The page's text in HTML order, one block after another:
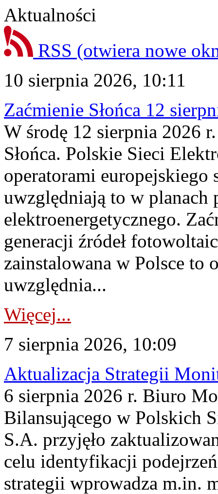
Aktualności
RSS (otwiera nowe
10 sierpnia 2026, 10:11
Zaćmienie Słońca 12
W środę 12 sierpnia 2026
Słońca. Polskie Sieci
operatorami europejskiego
uwzględniają to w planach
elektroenergetycznego.
generacji źródeł
zainstalowana w Polsce to
uwzględnia...
Więcej...
7 sierpnia 2026, 10:09
Aktualizacja Strategii
6 sierpnia 2026 r. Biuro
Bilansującego w Polskich
S.A. przyjęło
celu identyfikacji
strategii wprowadza m.in.